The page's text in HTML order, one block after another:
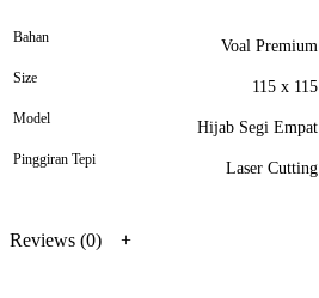
Bahan Voal Premium
Size 115 x 115
Model Hijab Segi Empat
Pinggiran Tepi Laser Cutting
Reviews (0)